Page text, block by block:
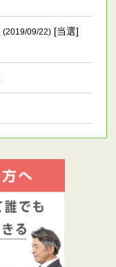
(2019/09/22) [当選]